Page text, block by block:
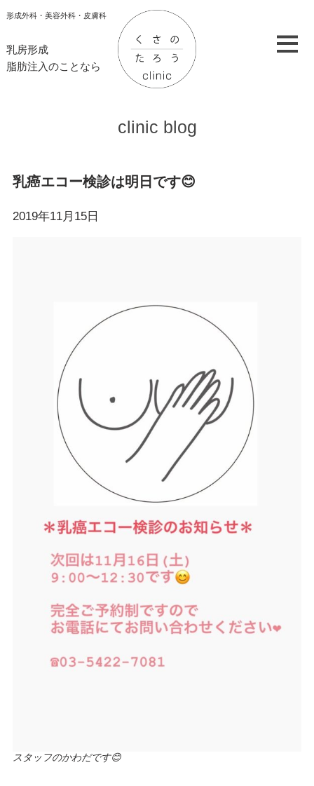
形成外科・美容外科・皮膚科
乳房形成
脂肪注入のことなら
clinic blog
乳癌エコー検診は明日です😊
2019年11月15日
スタッフのかわだです😊